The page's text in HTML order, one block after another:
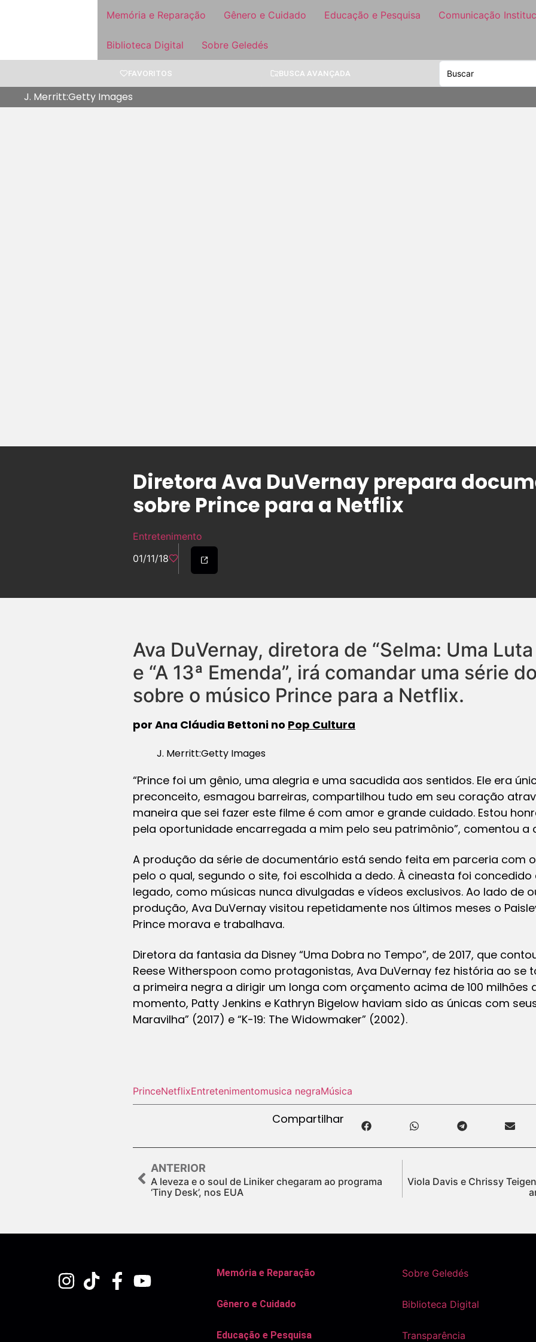
Memória e Reparação Gênero e Cuidado Educação e Pesquisa Comunicação
Biblioteca Digital Sobre Geledés
FAVORITOS BUSCA AVANÇADA
J. Merritt:Getty Images
Diretora Ava DuVernay prepara
sobre Prince para a Netflix
Entretenimento
01/11/18
Ava DuVernay, diretora de “Selma: Uma
e “A 13ª Emenda”, irá comandar uma série
sobre o músico Prince para a Netflix.
por Ana Cláudia Bettoni no Pop Cultura
J. Merritt:Getty Images
“Prince foi um gênio, uma alegria e uma sacudida aos sentidos. Ele era
preconceito, esmagou barreiras, compartilhou tudo em seu coração
maneira que sei fazer este filme é com amor e grande cuidado. Estou
pela oportunidade encarregada a mim pelo seu patrimônio”, comentou a
A produção da série de documentário está sendo feita em parceria com
pelo o qual, segundo o site, foi escolhida a dedo. À cineasta foi
legado, como músicas nunca divulgadas e vídeos exclusivos. Ao lado de
produção, Ava DuVernay visitou repetidamente nos últimos meses o
Prince morava e trabalhava.
Diretora da fantasia da Disney “Uma Dobra no Tempo”, de 2017, que
Reese Witherspoon como protagonistas, Ava DuVernay fez história ao se
a primeira negra a dirigir um longa com orçamento acima de 100 milhões
momento, Patty Jenkins e Kathryn Bigelow haviam sido as únicas com
Maravilha” (2017) e “K-19: The Widowmaker” (2002).
PrinceNetflixEntretenimentomusica negraMúsica
Compartilhar
ANTERIOR
A leveza e o soul de Liniker chegaram ao programa
‘Tiny Desk’, nos EUA
Viola Davis e Chrissy
Memória e Reparação
Gênero e Cuidado
Educação e Pesquisa
Sobre Geledés
Biblioteca Digital
Transparência